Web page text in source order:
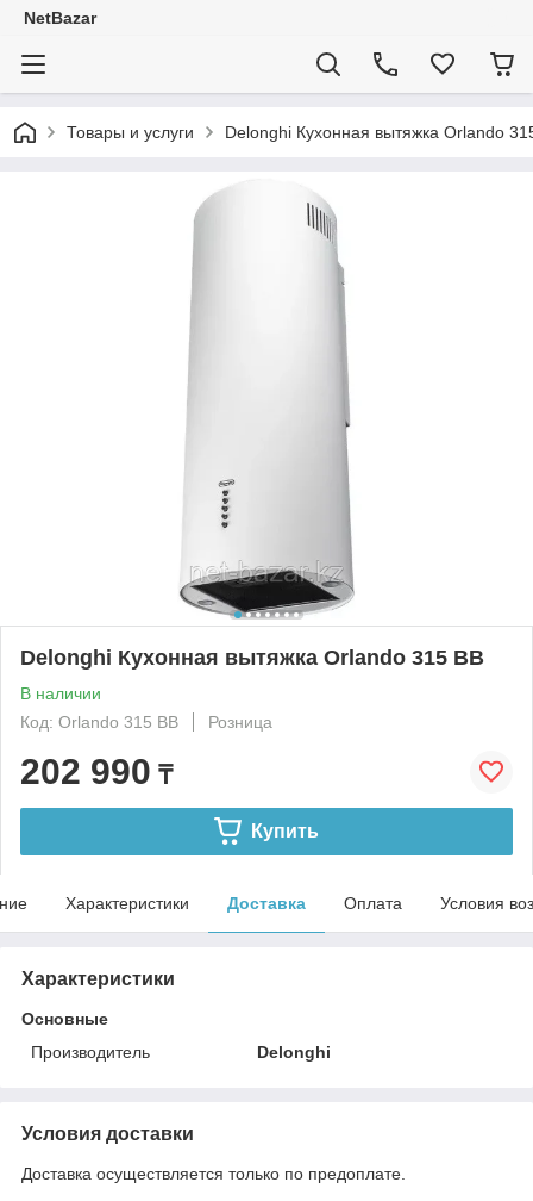
NetBazar
Товары и услуги Delonghi Кухонная вытяжка Orlando
Delonghi Кухонная вытяжка Orlando 315 BB
В наличии
Код: Orlando 315 BB
Розница
202 990 ₸
Купить
Характеристики Доставка Оплата Условия
Характеристики
Основные
Производитель
Delonghi
Условия доставки
Доставка осуществляется только по предоплате.